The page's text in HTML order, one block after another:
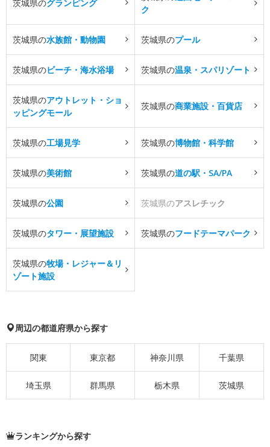
茨城県のグランピング
ク
茨城県の水族館・動物園 茨城県のプール
茨城県のビーチ・海水浴場 茨城県の温泉・スパリゾート
茨城県のアウトレット・ショ
ッピングモール
茨城県の商業施設・百貨店
茨城県の工場見学 茨城県の博物館・科学館
茨城県の美術館 茨城県の道の駅・SA/PA
茨城県の公園 茨城県のアスレチック
茨城県のタワー・展望施設 茨城県のフードテーマパーク
茨城県の牧場・レジャー＆リ
ゾート施設
周辺の都道府県から探す
関東 東京都 神奈川県 千葉県
埼玉県 群馬県 栃木県 茨城県
ランキングから探す